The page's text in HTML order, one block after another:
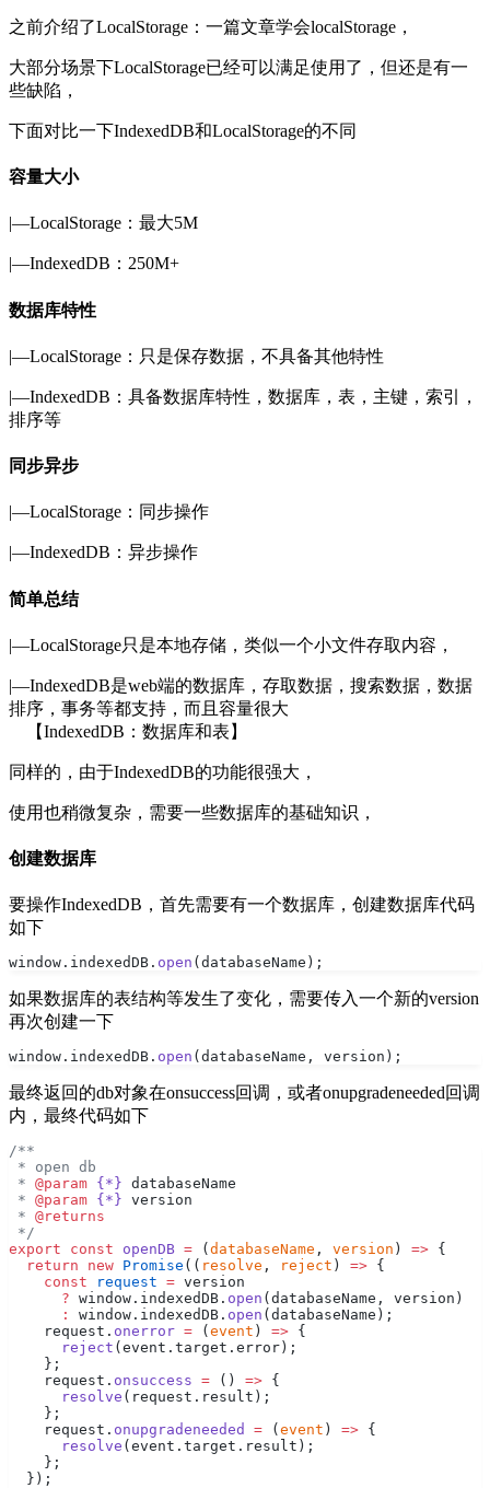
之前介绍了LocalStorage： 一篇文章学会localStorage，
大部分场景下LocalStorage已经可以满足使用了，但还是有一
些缺陷，
下面对比一下IndexedDB和LocalStorage的不同
容量大小
|—LocalStorage：最大5M
|—IndexedDB：250M+
数据库特性
|—LocalStorage：只是保存数据，不具备其他特性
|—IndexedDB：具备数据库特性，数据库，表，主键，索引，
排序等
同步异步
|—LocalStorage：同步操作
|—IndexedDB：异步操作
简单总结
|—LocalStorage只是本地存储，类似一个小文件存取内容，
|—IndexedDB是web端的数据库，存取数据，搜索数据，数据
排序，事务等都支持，而且容量很大
【IndexedDB：数据库和表】
同样的，由于IndexedDB的功能很强大，
使用也稍微复杂，需要一些数据库的基础知识，
创建数据库
要操作IndexedDB，首先需要有一个数据库，创建数据库代码
如下
window.indexedDB. open (databaseName);
如果数据库的表结构等发生了变化，需要传入一个新的version
再次创建一下
window.indexedDB. open (databaseName, version);
最终返回的db对象在onsuccess回调，或者onupgradeneeded回调
内，最终代码如下
/**
* open db
* @param {*} databaseName
* @param {*} version
* @returns
*/
export const openDB = ( databaseName , version ) => {
  return
new Promise (( resolve , reject ) => {
    const
request = version
      ?
window.indexedDB. open (databaseName, version)
      :
window.indexedDB. open (databaseName);
    request.
onerror = ( event ) => {
      reject
(event.target.error);
    };
    request.
onsuccess = () => {
      resolve
(request.result);
    };
    request.
onupgradeneeded = ( event ) => {
      resolve
(event.target.result);
    };
  });